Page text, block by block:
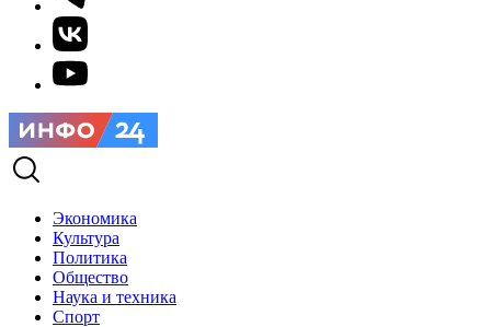
Экономика
Культура
Политика
Общество
Наука и техника
Спорт